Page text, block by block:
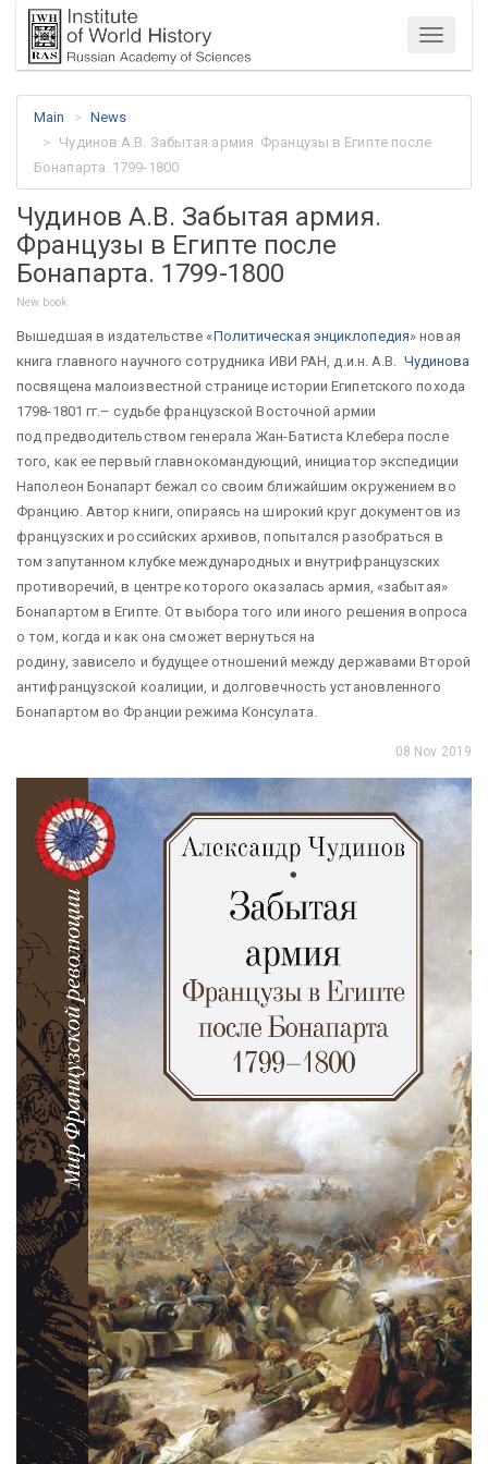
Menu
Main
News
Чудинов А.В. Забытая армия. Французы в Египте после
Бонапарта. 1799-1800
Чудинов А.В. Забытая армия.
Французы в Египте после
Бонапарта. 1799-1800
New book
Вышедшая в издательстве «Политическая энциклопедия» новая
книга главного научного сотрудника ИВИ РАН, д.и.н. А.В. Чудинова
посвящена малоизвестной странице истории Египетского похода
1798-1801 гг.– судьбе французской Восточной армии
под предводительством генерала Жан-Батиста Клебера после
того, как ее первый главнокомандующий, инициатор экспедиции
Наполеон Бонапарт бежал со своим ближайшим окружением во
Францию. Автор книги, опираясь на широкий круг документов из
французских и российских архивов, попытался разобраться в
том запутанном клубке международных и внутрифранцузских
противоречий, в центре которого оказалась армия, «забытая»
Бонапартом в Египте. От выбора того или иного решения вопроса
о том, когда и как она сможет вернуться на
родину, зависело и будущее отношений между державами Второй
антифранцузской коалиции, и долговечность установленного
Бонапартом во Франции режима Консулата.
08 Nov 2019